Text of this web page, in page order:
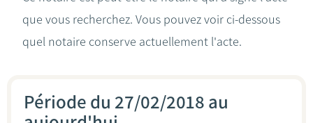
Calculateurs
que vous recherchez. Vous pouvez voir ci-dessous
quel notaire conserve actuellement l'acte.
Période du 27/02/2018 au